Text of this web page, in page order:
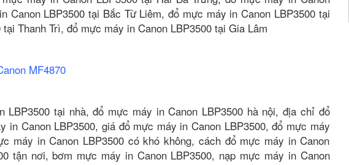
Canon LBP3500 tại Bắc Từ Liêm, đổ mực máy in Canon LBP3500 tại
Thanh Trì, đổ mực máy in Canon LBP3500 tại Gia Lâm
MF4870
LBP3500 tại nhà, đổ mực máy in Canon LBP3500 hà nội, địa chỉ đổ
in Canon LBP3500, giá đổ mực máy in Canon LBP3500, đổ mực máy
máy in Canon LBP3500 có khó không, cách đổ mực máy in Canon
tận nơi, bơm mực máy in Canon LBP3500, nạp mực máy in Canon